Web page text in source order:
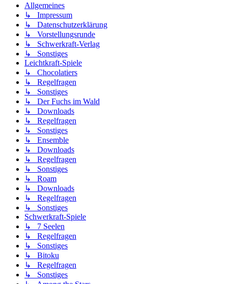
Allgemeines
↳ Impressum
↳ Datenschutzerklärung
↳ Vorstellungsrunde
↳ Schwerkraft-Verlag
↳ Sonstiges
Leichtkraft-Spiele
↳ Chocolatiers
↳ Regelfragen
↳ Sonstiges
↳ Der Fuchs im Wald
↳ Downloads
↳ Regelfragen
↳ Sonstiges
↳ Ensemble
↳ Downloads
↳ Regelfragen
↳ Sonstiges
↳ Roam
↳ Downloads
↳ Regelfragen
↳ Sonstiges
Schwerkraft-Spiele
↳ 7 Seelen
↳ Regelfragen
↳ Sonstiges
↳ Bitoku
↳ Regelfragen
↳ Sonstiges